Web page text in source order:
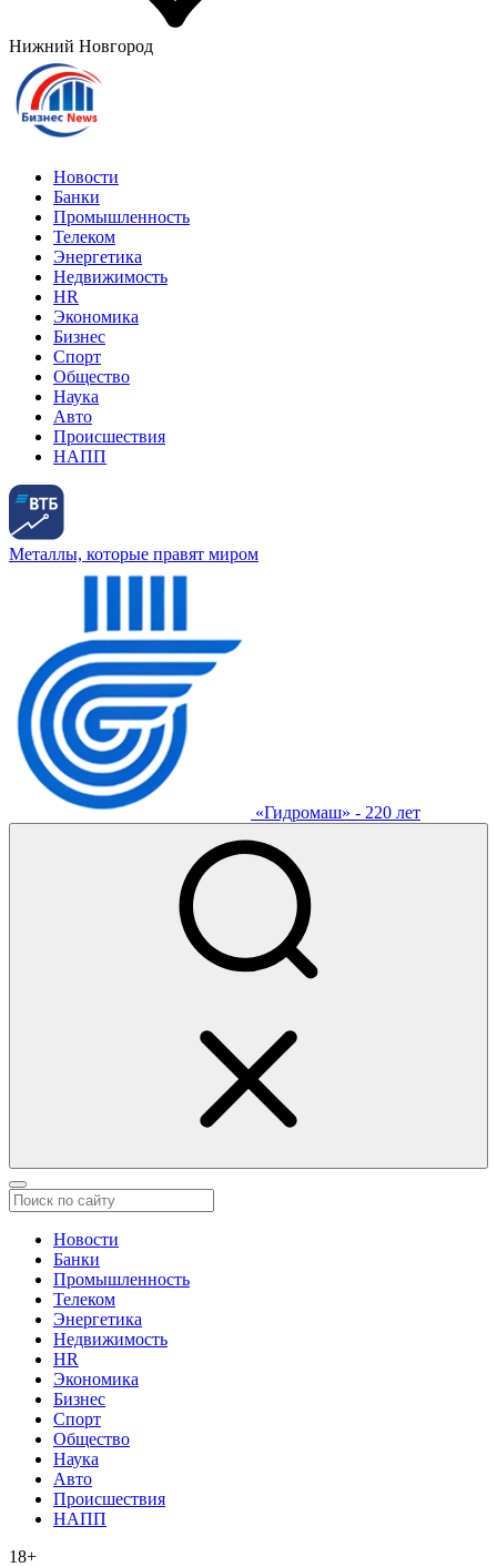
Нижний Новгород
Новости
Банки
Промышленность
Телеком
Энергетика
Недвижимость
HR
Экономика
Бизнес
Спорт
Общество
Наука
Авто
Происшествия
НАПП
Металлы, которые правят миром
«Гидромаш» - 220 лет
Новости
Банки
Промышленность
Телеком
Энергетика
Недвижимость
HR
Экономика
Бизнес
Спорт
Общество
Наука
Авто
Происшествия
НАПП
18+